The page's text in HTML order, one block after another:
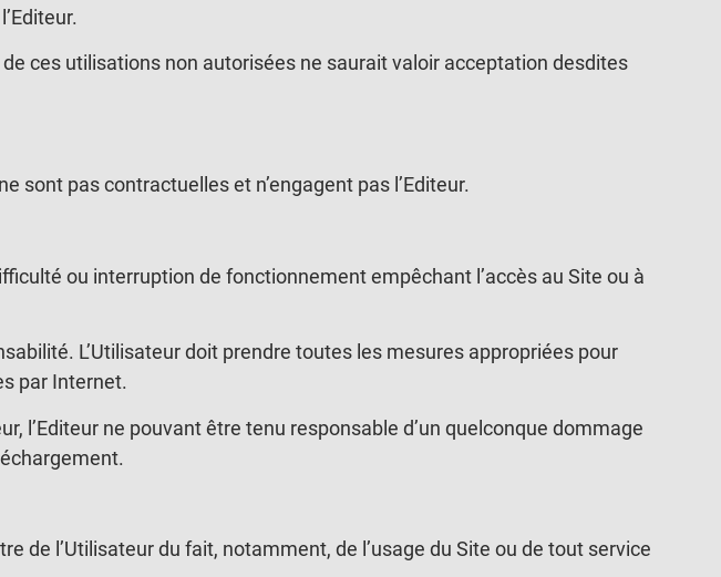
ces utilisations non autorisées ne saurait valoir acceptation desdites
sont pas contractuelles et n’engagent pas l’Editeur.
ou interruption de fonctionnement empêchant l’accès au Site ou à
L’Utilisateur doit prendre toutes les mesures appropriées pour
par Internet.
l’Editeur ne pouvant être tenu responsable d’un quelconque dommage
de l’Utilisateur du fait, notamment, de l’usage du Site ou de tout service